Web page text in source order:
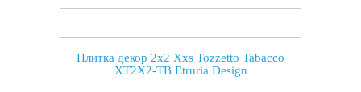
Плитка декор 2x2 Xxs Tozzetto Tabacco
XT2X2-TB Etruria Design